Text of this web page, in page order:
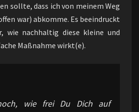
sollte, dass ich von meinem Weg
war) abkomme. Es beeindruckt
wie nachhaltig diese kleine und
Maßnahme wirkt(e).
wie frei Du Dich auf